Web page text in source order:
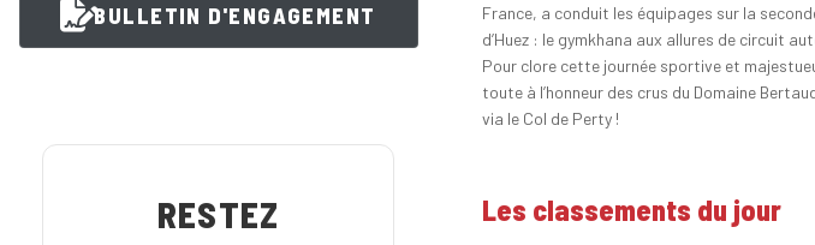
France, a conduit les équipages sur la
d’Huez : le gymkhana aux allures de circuit
Pour clore cette journée sportive et
toute à l’honneur des crus du Domaine
via le Col de Perty !
Les classements du jour
BULLETIN D'ENGAGEMENT
RESTEZ